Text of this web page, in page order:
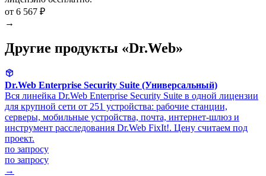
от 6 567 ₽
→
Другие продукты «Dr.Web»
Dr.Web Enterprise Security Suite (Универсальный)
Вся линейка Dr.Web Enterprise Security Suite в одной лицензии
для крупной сети от 251 устройства: рабочие станции,
серверы, мобильные устройства, почта, интернет-шлюз и
инструмент расследования Dr.Web FixIt!. Цену считаем под
проект.
по запросу
по запросу
→